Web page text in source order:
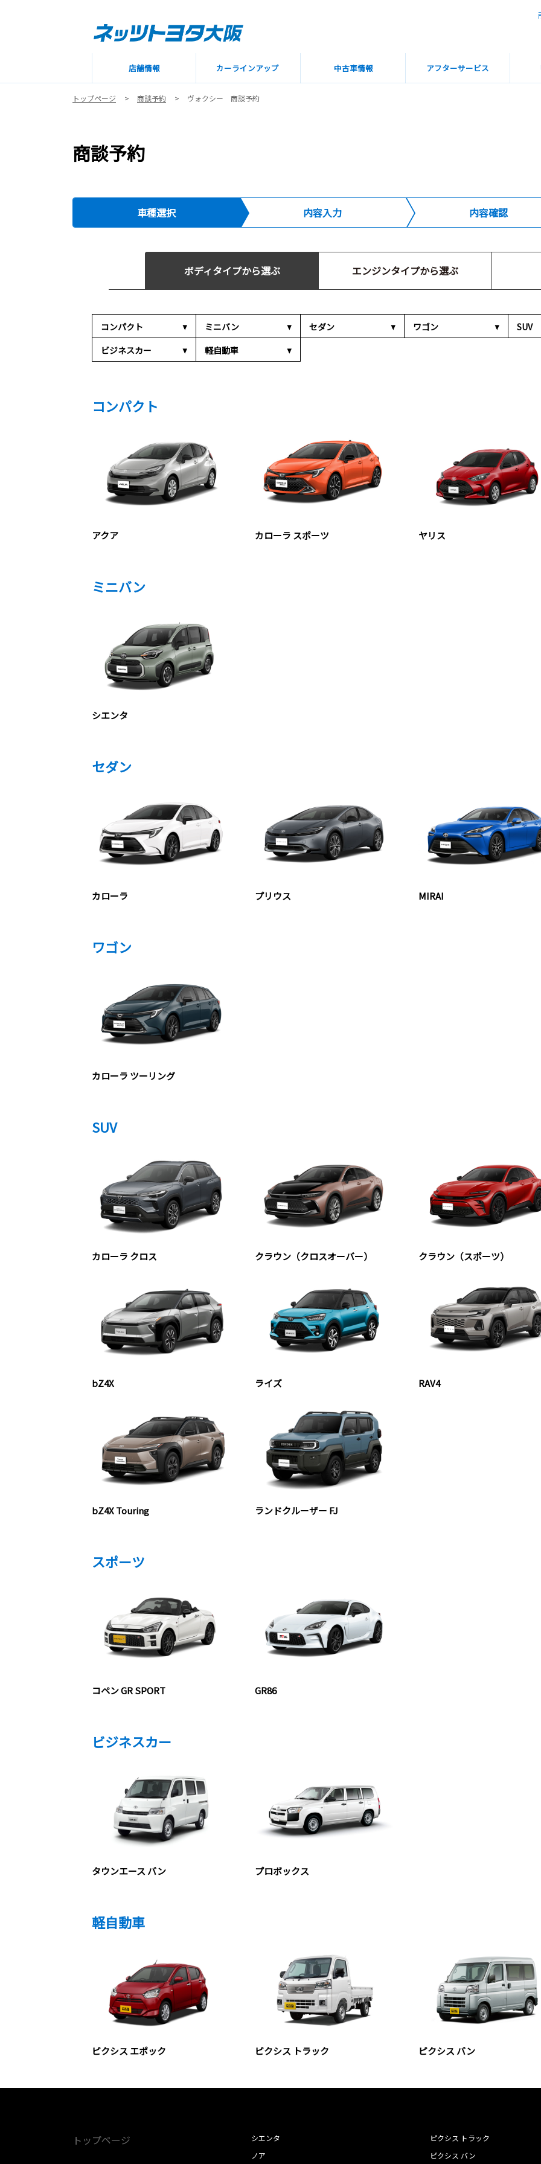
店舗情報 カーラインアップ 中古車情報 アフターサービス
トップページ 商談予約 ヴォクシー 商談予約
商談予約
車種選択 内容入力 内容確認
ボディタイプから選ぶ エンジンタイプから選ぶ
コンパクト ミニバン セダン ワゴン
SUV
ビジネスカー
軽自動車
コンパクト
アクア カローラ スポーツ ヤリス
ミニバン
シエンタ
セダン
カローラ プリウス MIRAI
ワゴン
カローラ ツーリング
SUV
カローラ クロス クラウン（クロスオーバー） クラウン（スポーツ）
bZ4X ライズ RAV4
bZ4X Touring ランドクルーザー FJ
スポーツ
コペン GR SPORT GR86
ビジネスカー
タウンエース バン プロボックス
軽自動車
ピクシス エポック ピクシス トラック ピクシス バン
トップページ
シエンタ
ノア
ピクシス トラック
ピクシス バン